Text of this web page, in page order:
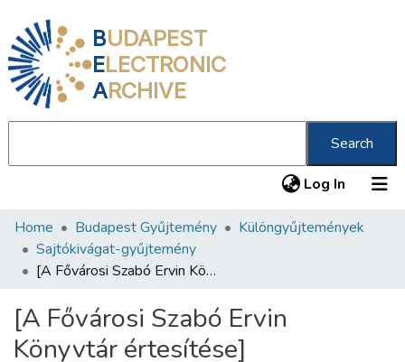
BUDAPEST
ELECTRONIC
ARCHIVE
Search
Log In (current)
Communities & Collections
All of DSpace
About us
Home Budapest Gyűjtemény
Különgyűjtemények
Sajtókivágat-gyűjtemény
[A Fővárosi Szabó Ervin Könyvtár értesítése]
[A Fővárosi Szabó Ervin
Könyvtár értesítése]